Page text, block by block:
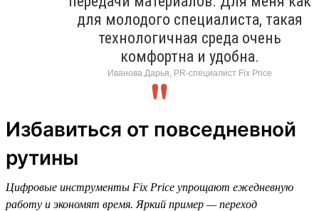
для молодого специалиста, такая
технологичная среда очень
комфортна и удобна.
Иванова Дарья, PR-специалист Fix Price
Избавиться от повседневной
рутины
Цифровые инструменты Fix Price упрощают ежедневную
работу и экономят время. Яркий пример — переход